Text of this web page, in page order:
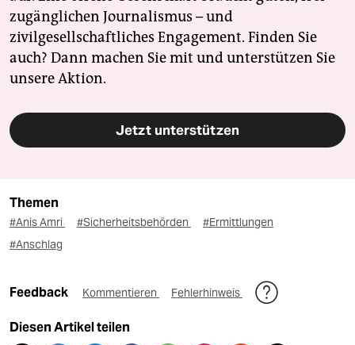
zugänglichen Journalismus – und
zivilgesellschaftliches Engagement. Finden Sie
auch? Dann machen Sie mit und unterstützen Sie
unsere Aktion.
Jetzt unterstützen
Themen
#Anis Amri #Sicherheitsbehörden
#Ermittlungen
#Anschlag
Feedback Kommentieren Fehlerhinweis
Diesen Artikel teilen